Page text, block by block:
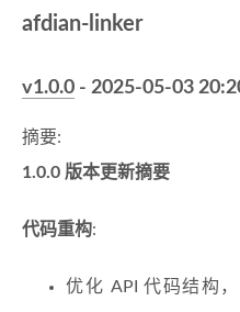
afdian-linker
v1.0.0 - 2025-05-03
摘要:
1.0.0 版本更新摘要
代码重构:
优化 API 代码结构